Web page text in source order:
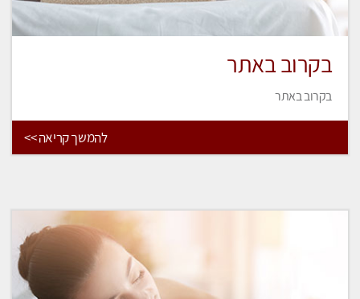
בקרוב באתר
בקרוב באתר
להמשך קריאה >>